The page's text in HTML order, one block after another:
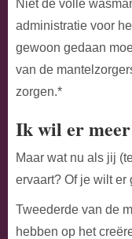
Niet de volle
administratie voor
gewoon gedaan
van de
zorgen.*
Ik wil er
Maar wat nu als jij
ervaart? Of je wilt er
Tweederde van de
hebben op het